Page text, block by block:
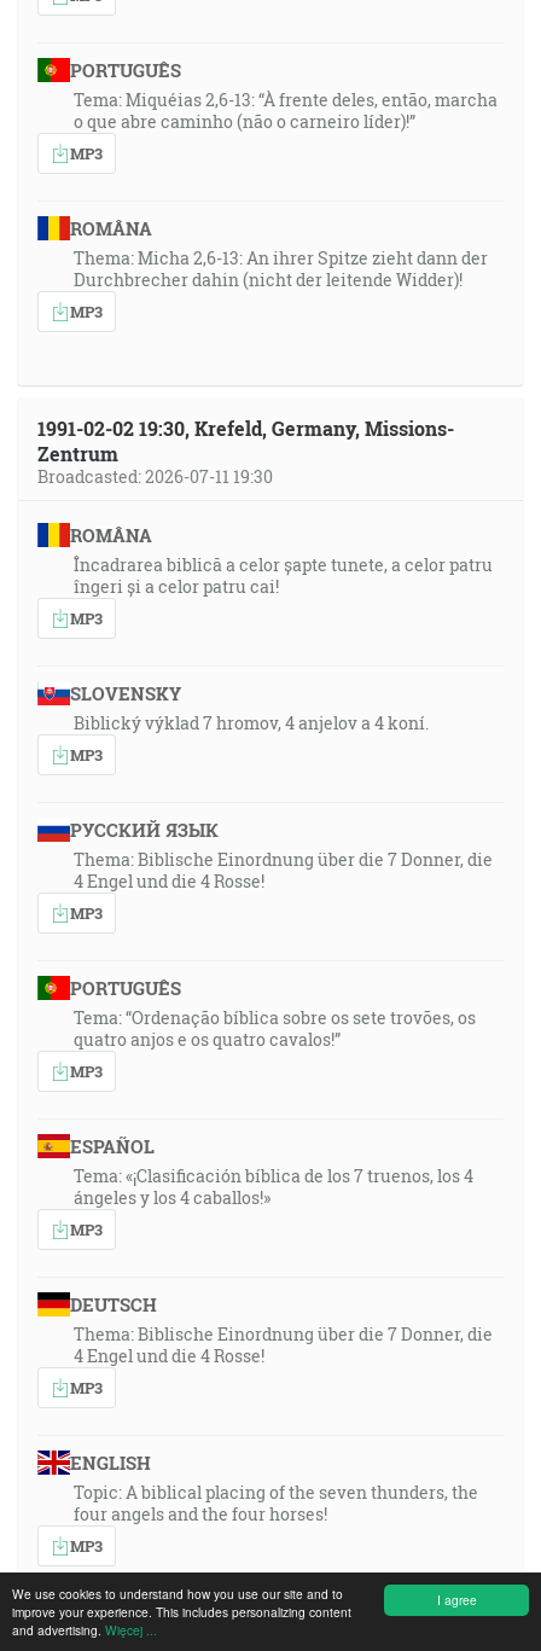
I agree
We use cookies to understand how you use our site and to
improve your experience. This includes personalizing content
and advertising. Więcej ...
PORTUGUÊS
Tema: Miquéias 2,6-13: “À frente deles, então, marcha
o que abre caminho (não o carneiro líder)!”
MP3
ROMÂNA
Thema: Micha 2,6-13: An ihrer Spitze zieht dann der
Durchbrecher dahin (nicht der leitende Widder)!
MP3
1991-02-02 19:30, Krefeld, Germany, Missions-
Zentrum
Broadcasted: 2026-07-11 19:30
ROMÂNA
Încadrarea biblică a celor șapte tunete, a celor patru
îngeri și a celor patru cai!
MP3
SLOVENSKY
Biblický výklad 7 hromov, 4 anjelov a 4 koní.
MP3
РУССКИЙ ЯЗЫК
Thema: Biblische Einordnung über die 7 Donner, die
4 Engel und die 4 Rosse!
MP3
PORTUGUÊS
Tema: “Ordenação bíblica sobre os sete trovões, os
quatro anjos e os quatro cavalos!”
MP3
ESPAÑOL
Tema: «¡Clasificación bíblica de los 7 truenos, los 4
ángeles y los 4 caballos!»
MP3
DEUTSCH
Thema: Biblische Einordnung über die 7 Donner, die
4 Engel und die 4 Rosse!
MP3
ENGLISH
Topic: A biblical placing of the seven thunders, the
four angels and the four horses!
MP3
FRANÇAIS